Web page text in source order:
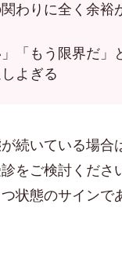
わりに全く余裕
」「もう限界だ」
よぎる
続いている場合
をご検討くださ
状態のサインで